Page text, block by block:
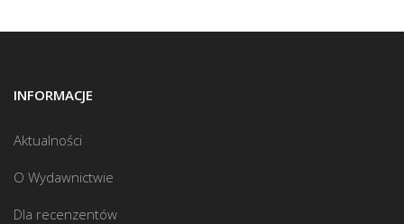
INFORMACJE
Aktualności
O Wydawnictwie
Dla recenzentów